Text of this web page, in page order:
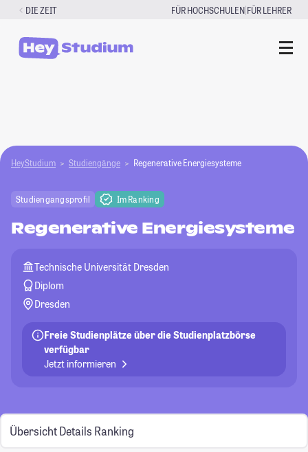
Zum
springen
DIE ZEIT FÜR HOCHSCHULEN|FÜR LEHRER
HeyStudium Studiengänge Regenerative Energiesysteme
Studiengangsprofil Im Ranking
Regenerative Energiesysteme
Technische Universität Dresden
Diplom
Dresden
Freie Studienplätze über die Studienplatzbörse
verfügbar
Jetzt informieren
Übersicht Details Ranking